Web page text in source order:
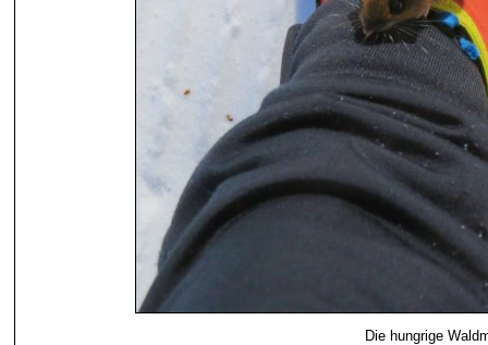
Die hungrige